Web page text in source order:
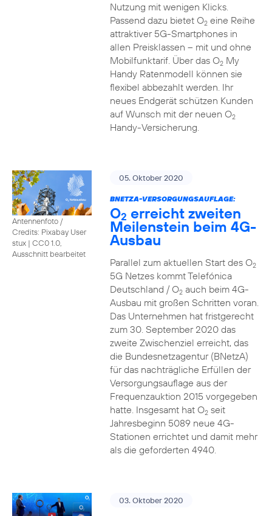
Nutzung mit wenigen Klicks.
Passend dazu bietet O2eine Reihe
attraktiver 5G-Smartphones in
allen Preisklassen – mit und ohne
Mobilfunktarif. Über das O2My
Handy Ratenmodell können sie
flexibel abbezahlt werden. Ihr
neues Endgerät schützen Kunden
auf Wunsch mit der neuen O2
Handy-Versicherung.
Antennenfoto /
Credits: Pixabay User
stux | CC0 1.0,
Ausschnitt bearbeitet
05. Oktober 2020
BNETZA-VERSORGUNGSAUFLAGE:
O2 erreicht zweiten
Meilenstein beim 4G-
Ausbau
Parallel zum aktuellen Start des O2
5G Netzes kommt Telefónica
Deutschland / O2auch beim 4G-
Ausbau mit großen Schritten voran.
Das Unternehmen hat fristgerecht
zum 30. September 2020 das
zweite Zwischenziel erreicht, das
die Bundesnetzagentur (BNetzA)
für das nachträgliche Erfüllen der
Versorgungsauflage aus der
Frequenzauktion 2015 vorgegeben
hatte. Insgesamt hat O2seit
Jahresbeginn 5089 neue 4G-
Stationen errichtet und damit mehr
als die geforderten 4940.
03. Oktober 2020